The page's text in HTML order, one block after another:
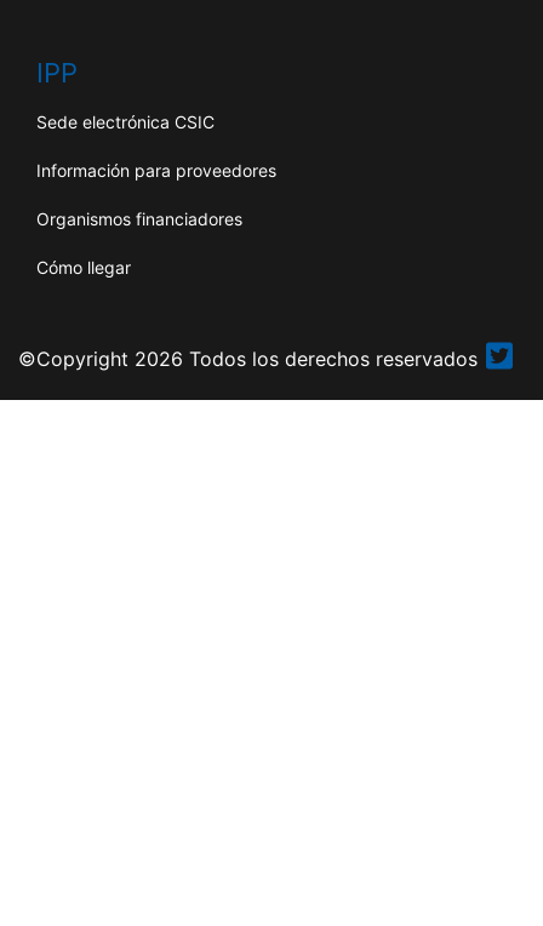
IPP
Sede electrónica CSIC
Información para proveedores
Organismos financiadores
Cómo llegar
©Copyright 2026 Todos los derechos reservados